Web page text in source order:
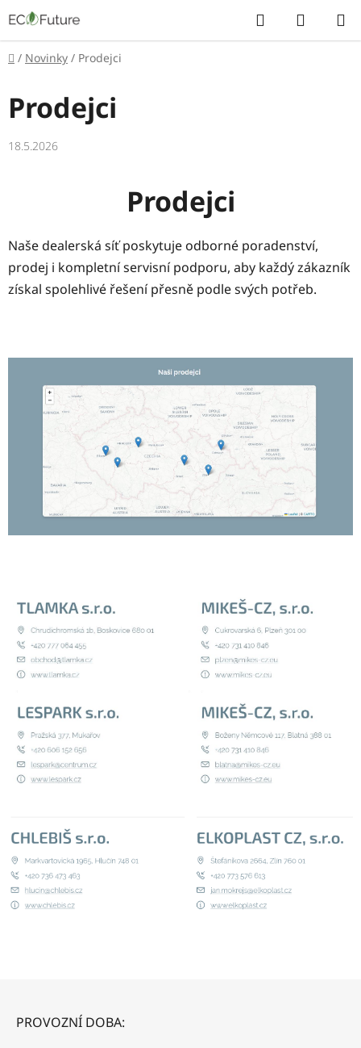
Přejít
na
obsah
Hledat
KOŠÍK
Domů
/ Novinky / Prodejci
Prodejci
18.5.2026
Prodejci
Naše dealerská síť poskytuje odborné poradenství,
prodej i kompletní servisní podporu, aby každý zákazník
získal spolehlivé řešení přesně podle svých potřeb.
PROVOZNÍ DOBA: